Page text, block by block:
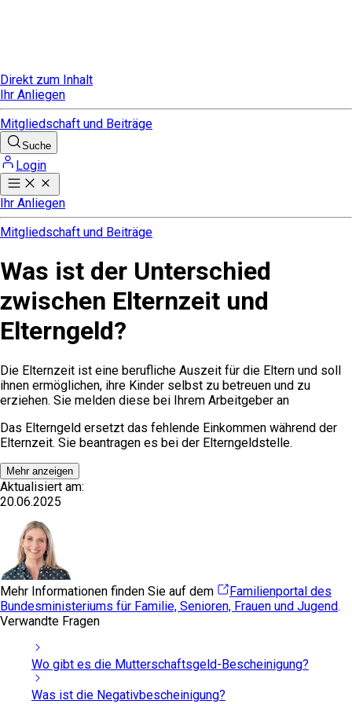
Direkt zum Inhalt
Ihr Anliegen
Mitgliedschaft und Beiträge
Suche
Login
Ihr Anliegen
Mitgliedschaft und Beiträge
Was ist der Unterschied
zwischen Elternzeit und
Elterngeld?
Die Elternzeit ist eine berufliche Auszeit für die Eltern und soll
ihnen ermöglichen, ihre Kinder selbst zu betreuen und zu
erziehen. Sie melden diese bei Ihrem Arbeitgeber an
Das Elterngeld ersetzt das fehlende Einkommen während der
Elternzeit. Sie beantragen es bei der Elterngeldstelle.
Mehr anzeigen
Aktualisiert am:
20.06.2025
Mehr Informationen finden Sie auf dem
Familienportal des
Bundesministeriums für Familie, Senioren, Frauen und Jugend.
Verwandte Fragen
Wo gibt es die Mutterschaftsgeld-Bescheinigung?
Was ist die Negativbescheinigung?